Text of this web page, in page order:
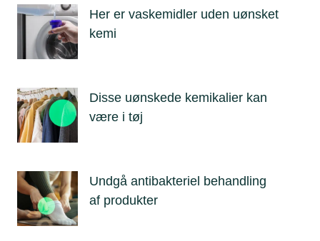
Her er vaskemidler uden uønsket
kemi
Disse uønskede kemikalier kan
være i tøj
Undgå antibakteriel behandling
af produkter